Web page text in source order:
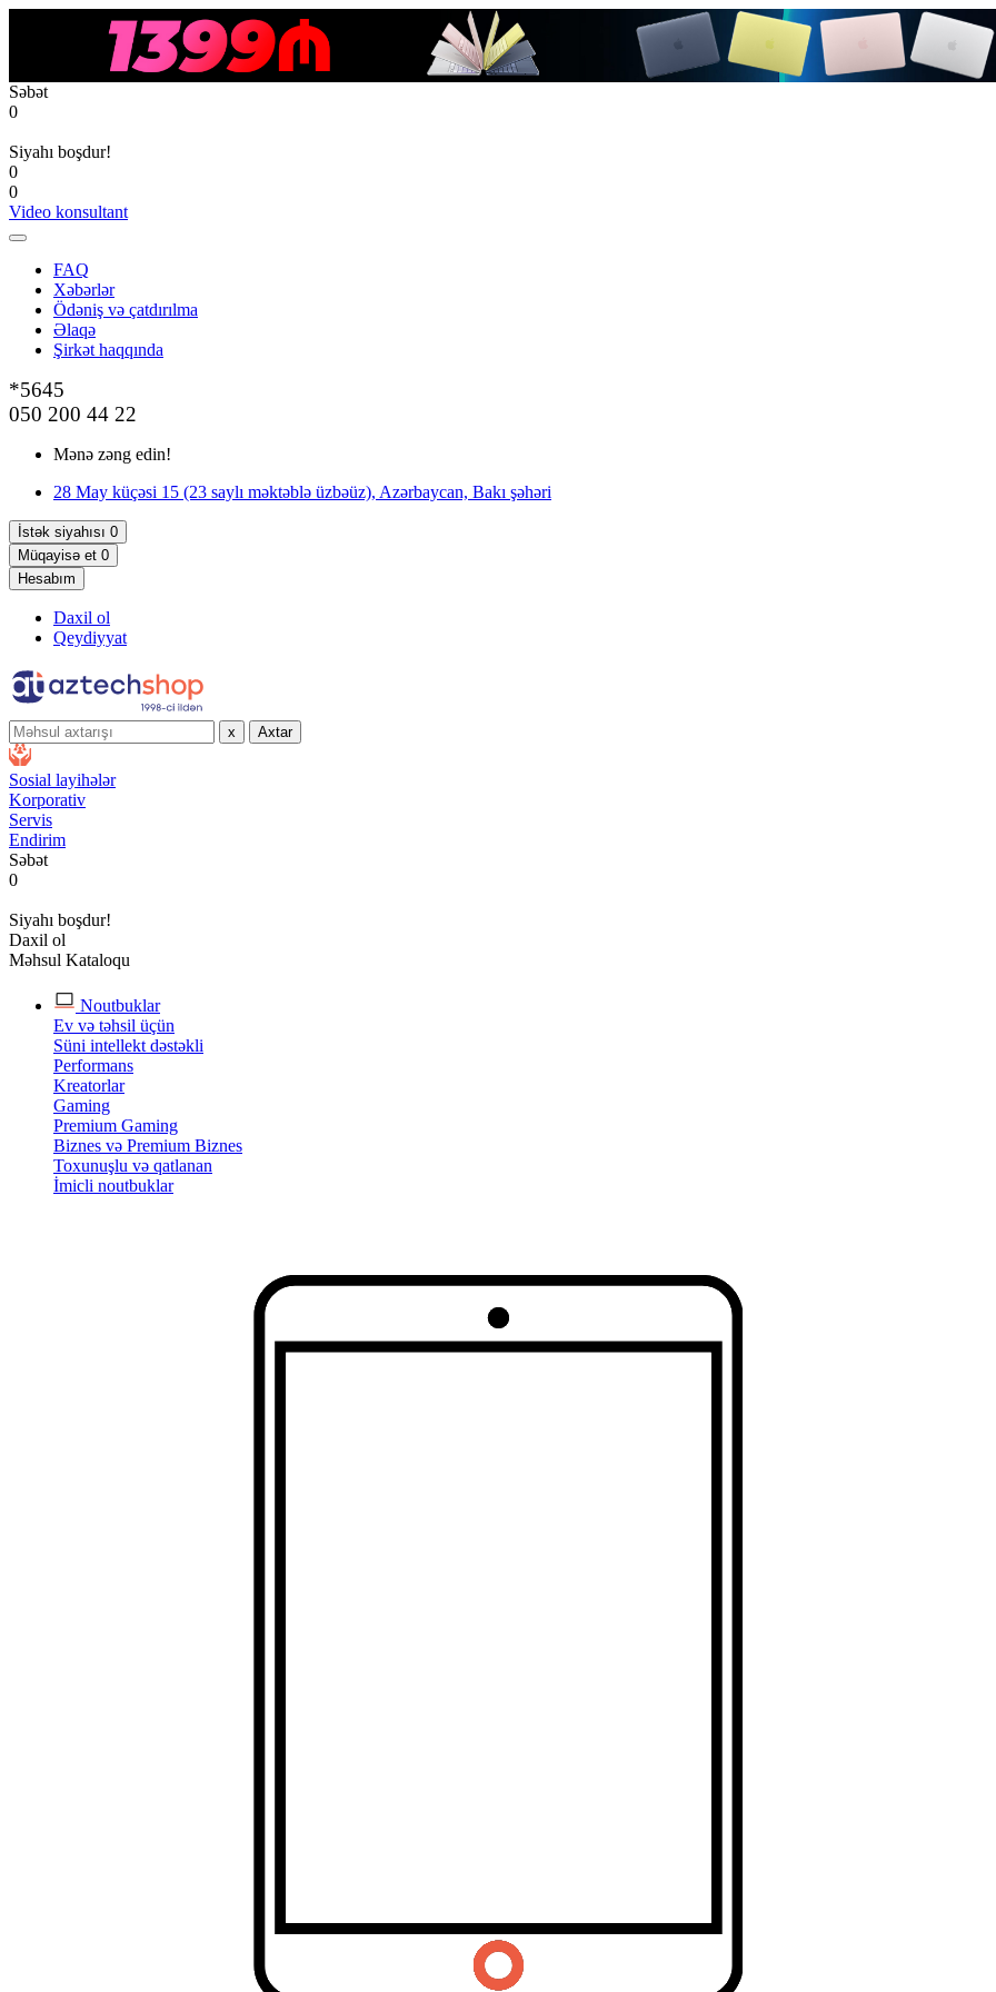
Səbət
0
Siyahı boşdur!
0
0
Video konsultant
FAQ
Xəbərlər
Ödəniş və çatdırılma
Əlaqə
Şirkət haqqında
*5645
050 200 44 22
Mənə zəng edin!
28 May küçəsi 15 (23 saylı məktəblə üzbəüz), Azərbaycan, Bakı şəhəri
İstək siyahısı 0
Müqayisə et 0
Hesabım
Daxil ol
Qeydiyyat
x Axtar
Sosial layihələr
Korporativ
Servis
Endirim
Səbət
0
Siyahı boşdur!
Daxil ol
Məhsul Kataloqu
Noutbuklar
Ev və təhsil üçün
Süni intellekt dəstəkli
Performans
Kreatorlar
Gaming
Premium Gaming
Biznes və Premium Biznes
Toxunuşlu və qatlanan
İmicli noutbuklar